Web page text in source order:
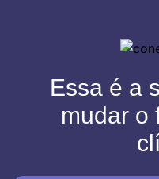
Essa é a
mudar o